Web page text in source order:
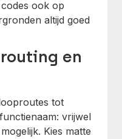
ook op
altijd goed
en
tot
vrijwel
Kies matte